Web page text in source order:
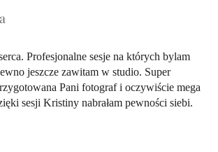
Profesjonalne sesje na których bylam
jeszcze zawitam w studio. Super
Pani fotograf i oczywiście mega
sesji Kristiny nabrałam pewności siebi.